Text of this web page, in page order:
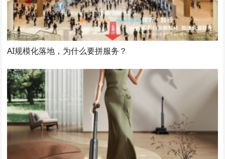
AI规模化落地，为什么要拼服务？